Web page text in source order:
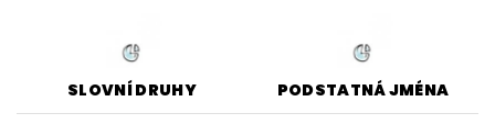
SLOVNÍ DRUHY PODSTATNÁ JMÉNA